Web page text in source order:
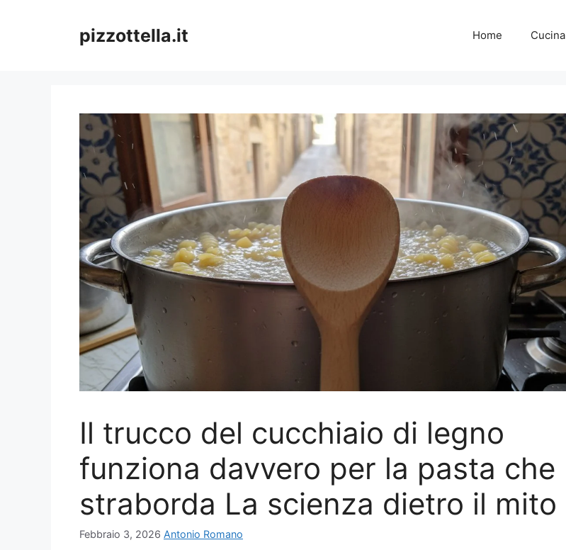
pizzottella.it Home Cucina
Il trucco del cucchiaio di legno
funziona davvero per la pasta che
straborda La scienza dietro il mito
Febbraio 3, 2026 Antonio Romano